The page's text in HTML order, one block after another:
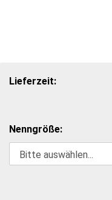
Lieferzeit:
Nenngröße: